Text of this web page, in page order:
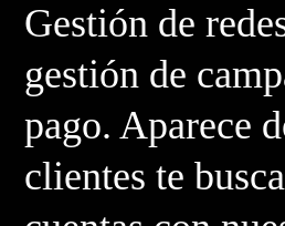
Gestión de
gestión de
pago. Aparece
clientes te